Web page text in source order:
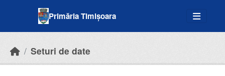
Primăria Timișoara
Seturi de date